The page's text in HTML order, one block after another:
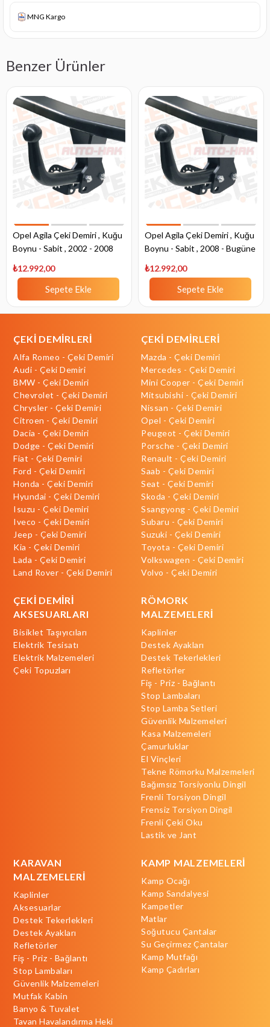
MNG Kargo
Benzer Ürünler
Opel Agila Çeki Demiri , Kuğu
Boynu - Sabit , 2002 - 2008
₺12.992,00
Sepete Ekle
Opel Agila Çeki Demiri , Kuğu
Boynu - Sabit , 2008 - Bugüne
₺12.992,00
Sepete Ekle
ÇEKİ DEMİRLERİ
Alfa Romeo - Çeki Demiri
Audi - Çeki Demiri
BMW - Çeki Demiri
Chevrolet - Çeki Demiri
Chrysler - Çeki Demiri
Citroen - Çeki Demiri
Dacia - Çeki Demiri
Dodge - Çeki Demiri
Fiat - Çeki Demiri
Ford - Çeki Demiri
Honda - Çeki Demiri
Hyundai - Çeki Demiri
Isuzu - Çeki Demiri
Iveco - Çeki Demiri
Jeep - Çeki Demiri
Kia - Çeki Demiri
Lada - Çeki Demiri
Land Rover - Çeki Demiri
ÇEKİ DEMİRLERİ
Mazda - Çeki Demiri
Mercedes - Çeki Demiri
Mini Cooper - Çeki Demiri
Mitsubishi - Çeki Demiri
Nissan - Çeki Demiri
Opel - Çeki Demiri
Peugeot - Çeki Demiri
Porsche - Çeki Demiri
Renault - Çeki Demiri
Saab - Çeki Demiri
Seat - Çeki Demiri
Skoda - Çeki Demiri
Ssangyong - Çeki Demiri
Subaru - Çeki Demiri
Suzuki - Çeki Demiri
Toyota - Çeki Demiri
Volkswagen - Çeki Demiri
Volvo - Çeki Demiri
ÇEKİ DEMİRİ
AKSESUARLARI
Bisiklet Taşıyıcıları
Elektrik Tesisatı
Elektrik Malzemeleri
Çeki Topuzları
RÖMORK
MALZEMELERİ
Kaplinler
Destek Ayakları
Destek Tekerlekleri
Refletörler
Fiş - Priz - Bağlantı
Stop Lambaları
Stop Lamba Setleri
Güvenlik Malzemeleri
Kasa Malzemeleri
Çamurluklar
El Vinçleri
Tekne Römorku Malzemeleri
Bağımsız Torsiyonlu Dingil
Frenli Torsiyon Dingil
Frensiz Torsiyon Dingil
Frenli Çeki Oku
Lastik ve Jant
KARAVAN
MALZEMELERİ
Kaplinler
Aksesuarlar
Destek Tekerlekleri
Destek Ayakları
Refletörler
Fiş - Priz - Bağlantı
Stop Lambaları
Güvenlik Malzemeleri
Mutfak Kabin
Banyo & Tuvalet
Tavan Havalandırma Heki
KAMP MALZEMELERİ
Kamp Ocağı
Kamp Sandalyesi
Kampetler
Matlar
Soğutucu Çantalar
Su Geçirmez Çantalar
Kamp Mutfağı
Kamp Çadırları